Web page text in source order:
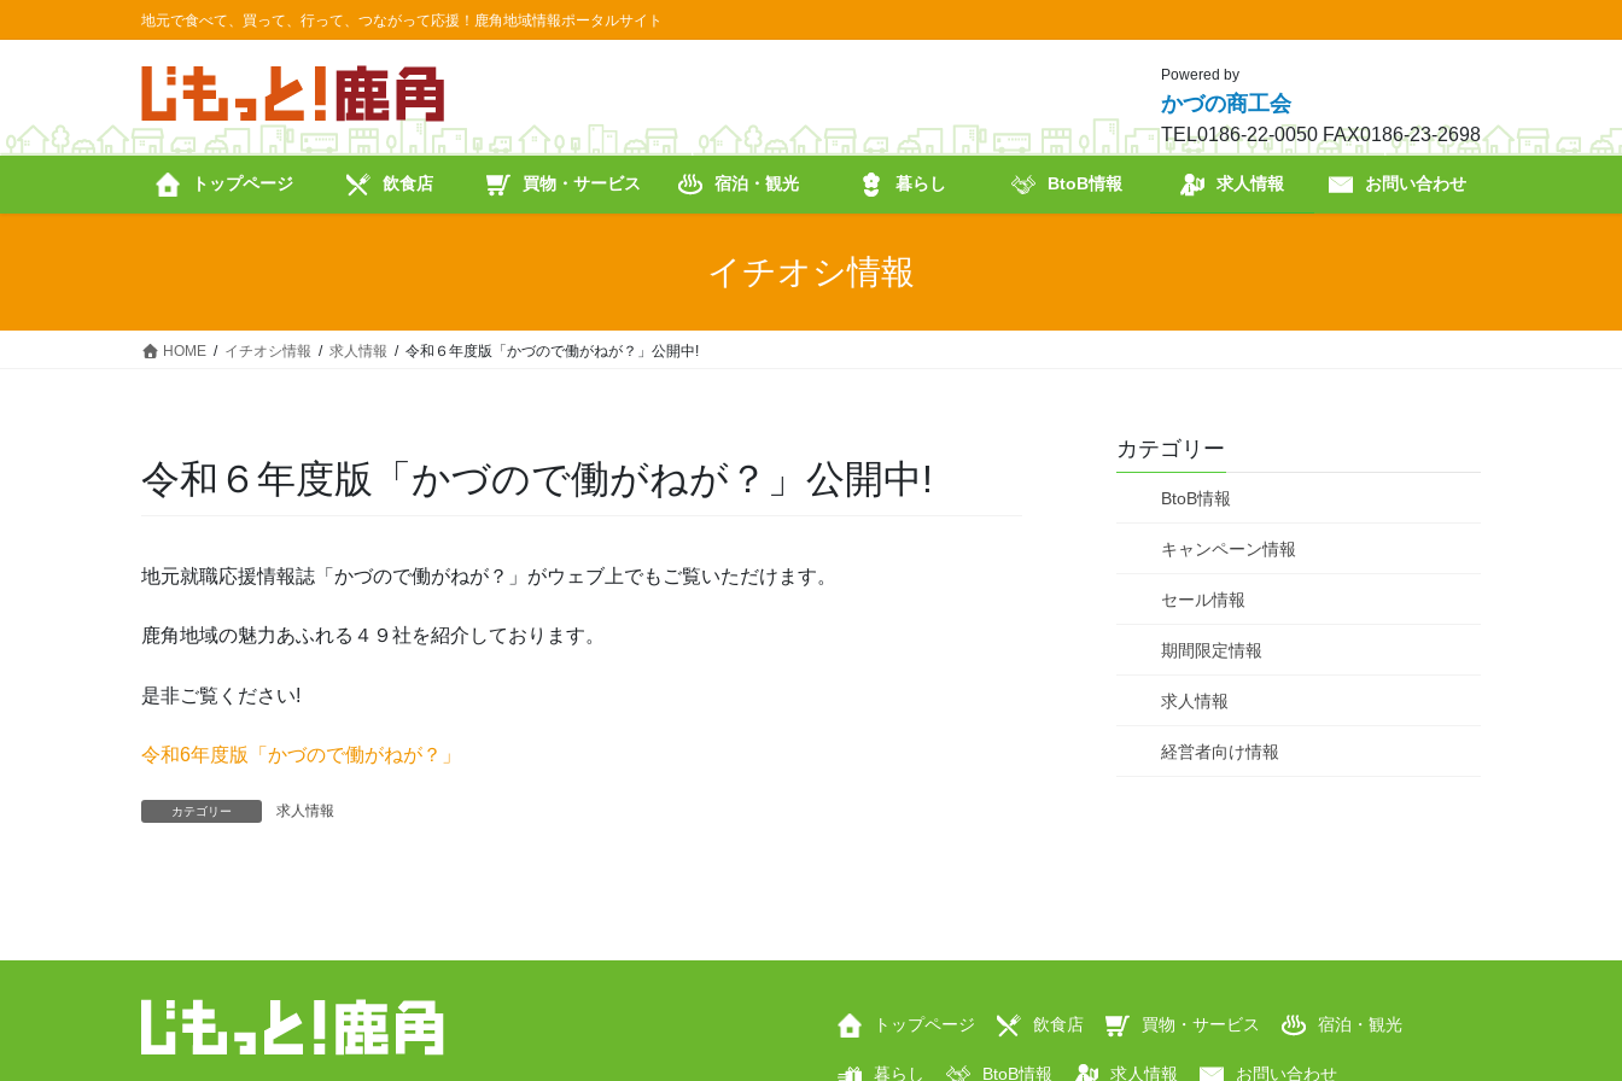
ン
に
動
ビ
ョ
に
地元で食べて、買って、行って、つながって応援！鹿角地域情報ポータルサイト
Powered by
かづの商工会
TEL0186-22-0050 FAX0186-23-2698
トップページ 飲食店 買物・サービス 宿泊・観光 暮らし BtoB情報 求人情報 お問い合わせ
イチオシ情報
HOME イチオシ情報 求人情報 令和６年度版「かづので働がねが？」公開中!
令和６年度版「かづので働がねが？」公開中!
地元就職応援情報誌「かづので働がねが？」がウェブ上でもご覧いただけます。
鹿角地域の魅力あふれる４９社を紹介しております。
是非ご覧ください!
令和6年度版「かづので働がねが？」
カテゴリー 求人情報
カテゴリー
BtoB情報
キャンペーン情報
セール情報
期間限定情報
求人情報
経営者向け情報
トップページ 飲食店 買物・サービス 宿泊・観光
暮らし BtoB情報 求人情報 お問い合わせ